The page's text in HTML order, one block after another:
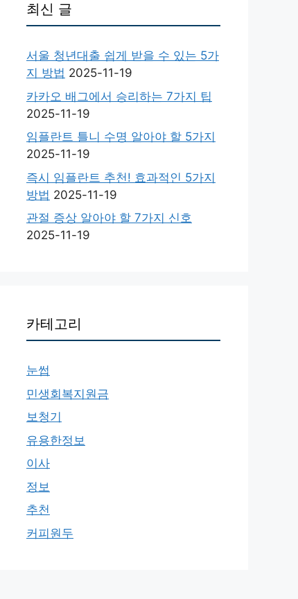
최신 글
서울 청년대출 쉽게 받을 수 있는 5가
지 방법 2025-11-19
카카오 배그에서 승리하는 7가지 팁
2025-11-19
임플란트 틀니 수명 알아야 할 5가지
2025-11-19
즉시 임플란트 추천! 효과적인 5가지
방법 2025-11-19
관절 증상 알아야 할 7가지 신호
2025-11-19
카테고리
눈썹
민생회복지원금
보청기
유용한정보
이사
정보
추천
커피원두